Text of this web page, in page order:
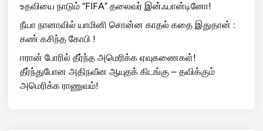
உதவியை நாடும் “FIFA” தலைவர் இன்ஃபான்டினோ!
நீயா நானாவில் யாமினி சொன்ன காதல் கதை இதுதான் :
கண் கசிந்த கோபி !
ஈரான் போரில் தீர்ந்த அமெரிக்க ஏவுகணைகள்!
தீர்ந்துபோன அதிநவீன ஆயுதக் கிடங்கு – தவிக்கும்
அமெரிக்க ராணுவம்!